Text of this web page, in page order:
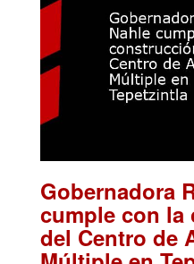
Gobernadora
cumple con la
del Centro de